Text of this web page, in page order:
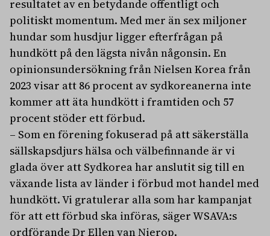
resultatet av en betydande offentligt och
politiskt momentum. Med mer än sex miljoner
hundar som husdjur ligger efterfrågan på
hundkött på den lägsta nivån någonsin. En
opinionsundersökning från Nielsen Korea från
2023 visar att 86 procent av sydkoreanerna inte
kommer att äta hundkött i framtiden och 57
procent stöder ett förbud.
– Som en förening fokuserad på att säkerställa
sällskapsdjurs hälsa och välbefinnande är vi
glada över att Sydkorea har anslutit sig till en
växande lista av länder i förbud mot handel med
hundkött. Vi gratulerar alla som har kampanjat
för att ett förbud ska införas, säger WSAVA:s
ordförande Dr Ellen van Nierop.